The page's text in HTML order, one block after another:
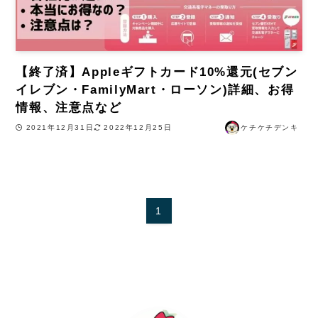
【終了済】Appleギフトカード10%還元(セブン
イレブン・FamilyMart・ローソン)詳細、お得
情報、注意点など
2021年12月31日 2022年12月25日 ケチケチデンキ
1